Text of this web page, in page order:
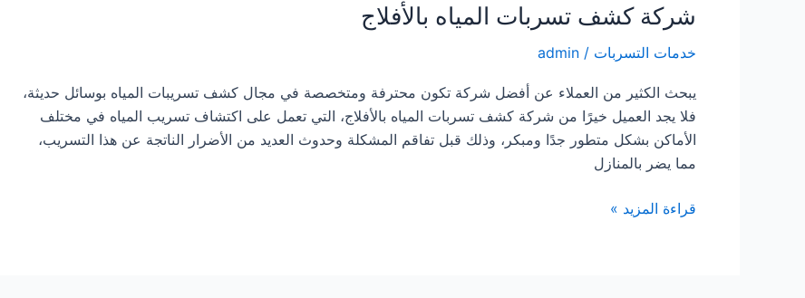
شركة كشف تسربات المياه بالأفلاج
خدمات التسربات /
admin
يبحث الكثير من العملاء عن أفضل شركة تكون محترفة ومتخصصة في مجال كشف تسريبات المياه بوسائل حديثة،
فلا يجد العميل خيرًا من شركة كشف تسربات المياه بالأفلاج، التي تعمل على اكتشاف تسريب المياه في مختلف
الأماكن بشكل متطور جدًا ومبكر، وذلك قبل تفاقم المشكلة وحدوث العديد من الأضرار الناتجة عن هذا التسريب،
مما يضر بالمنازل
شركة
قراءة المزيد »